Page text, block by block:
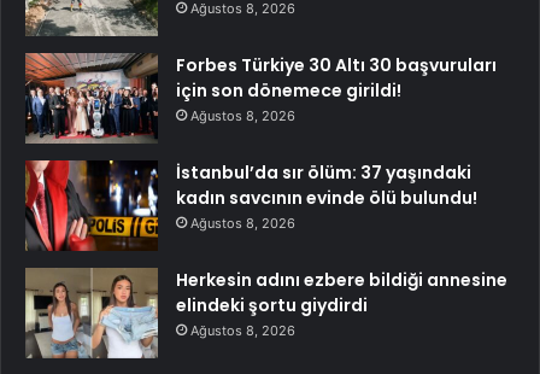
Ağustos 8, 2026
Forbes Türkiye 30 Altı 30 başvuruları
için son dönemece girildi!
Ağustos 8, 2026
İstanbul’da sır ölüm: 37 yaşındaki
kadın savcının evinde ölü bulundu!
Ağustos 8, 2026
Herkesin adını ezbere bildiği annesine
elindeki şortu giydirdi
Ağustos 8, 2026